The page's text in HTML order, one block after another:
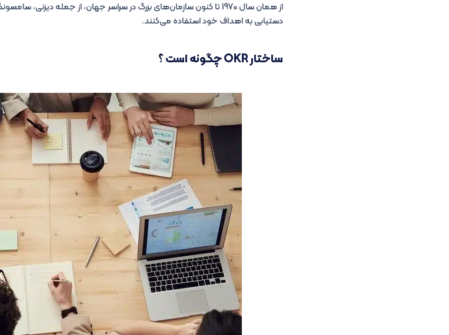
از همان سال 1970 تا کنون سازمان‌های بزرگ در سراسر جهان، از جمله دیزنی، سامسونگ و آمازون از
دستیابی به اهداف خود استفاده می‌کنند.
ساختار OKR چگونه است ؟